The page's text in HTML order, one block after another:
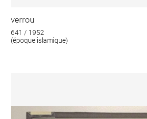
verrou
641 / 1952
(époque islamique)